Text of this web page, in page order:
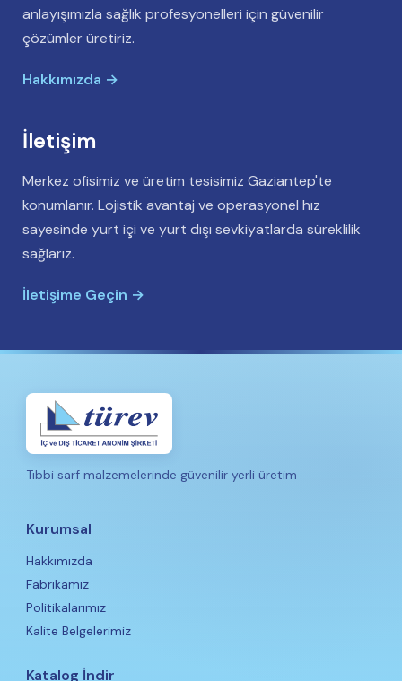
anlayışımızla sağlık profesyonelleri için güvenilir
çözümler üretiriz.
Hakkımızda →
İletişim
Merkez ofisimiz ve üretim tesisimiz Gaziantep'te
konumlanır. Lojistik avantaj ve operasyonel hız
sayesinde yurt içi ve yurt dışı sevkiyatlarda süreklilik
sağlarız.
İletişime Geçin →
Tıbbi sarf malzemelerinde güvenilir yerli üretim
Kurumsal
Hakkımızda
Fabrikamız
Politikalarımız
Kalite Belgelerimiz
Katalog İndir